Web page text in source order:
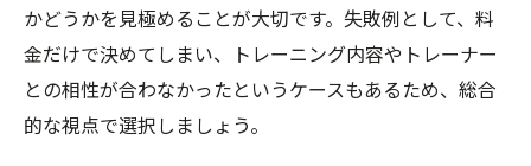
体験無料でわかるトレーナーの資格と経験
人気ランキング上位トレーナーの特徴を解
かどうかを見極めることが大切です。失敗例として、料
金だけで決めてしまい、トレーニング内容やトレーナー
との相性が合わなかったというケースもあるため、総合
的な視点で選択しましょう。